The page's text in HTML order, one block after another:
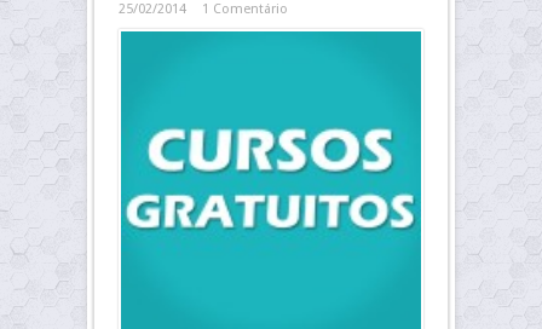
25/02/2014 1 Comentário